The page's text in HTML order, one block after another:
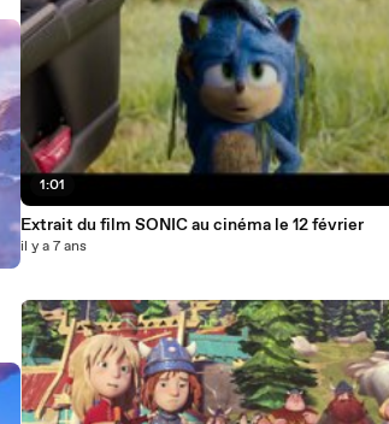
1:01
Extrait du film SONIC au cinéma le 12 février
il y a 7 ans